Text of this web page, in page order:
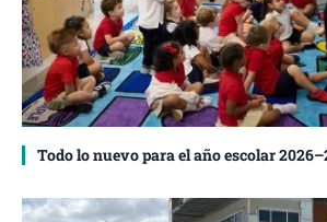
Todo lo nuevo para el año escolar